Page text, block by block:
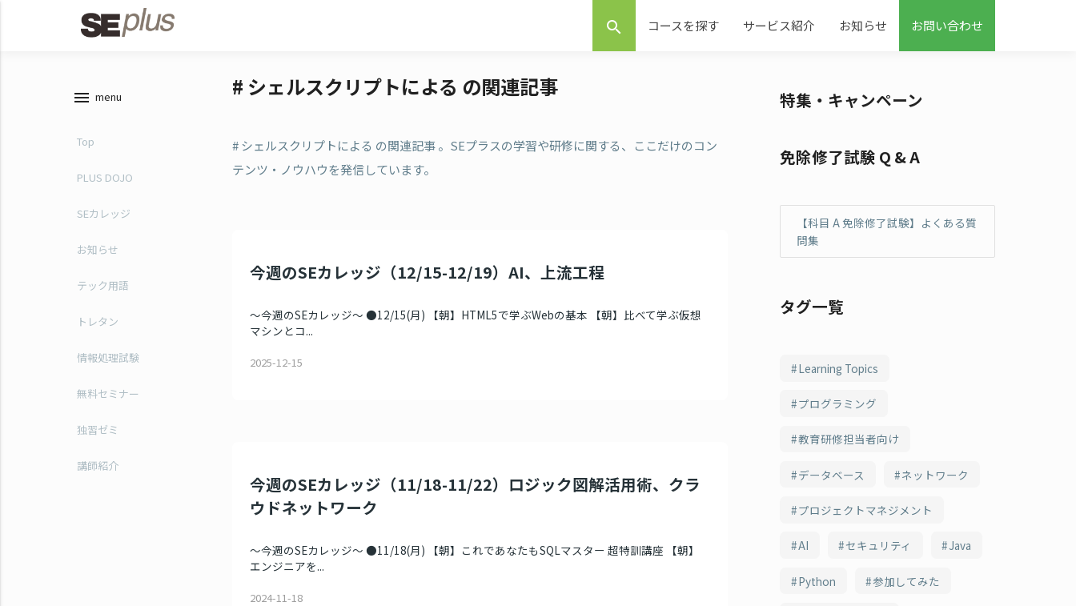
search コースを探す サービス紹介 お知らせ お問い合わせ
menu menu
Top
PLUS DOJO
SEカレッジ
お知らせ
テック用語
トレタン
情報処理試験
無料セミナー
独習ゼミ
講師紹介
# シェルスクリプトによる の関連記事
# シェルスクリプトによる の関連記事 。SEプラスの学習や研修に関する、ここだけのコン
テンツ・ノウハウを発信しています。
今週のSEカレッジ（12/15-12/19）AI、上流工程
～今週のSEカレッジ～ ●12/15(月) 【朝】HTML5で学ぶWebの基本 【朝】比べて学ぶ仮想
マシンとコ...
2025-12-15
今週のSEカレッジ（11/18-11/22）ロジック図解活用術、クラ
ウドネットワーク
～今週のSEカレッジ～ ●11/18(月) 【朝】これであなたもSQLマスター 超特訓講座 【朝】
エンジニアを...
2024-11-18
特集・キャンペーン
免除修了試験 Q & A
【科目 A 免除修了試験】よくある質
問集
タグ一覧
Learning Topics
プログラミング
教育研修担当者向け
データベース ネットワーク
プロジェクトマネジメント
AI セキュリティ Java
Python 参加してみた